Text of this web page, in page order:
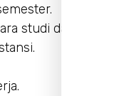
studi dan